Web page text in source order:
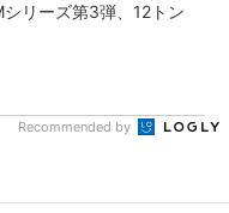
リーズ第3弾、12トン
Recommended by